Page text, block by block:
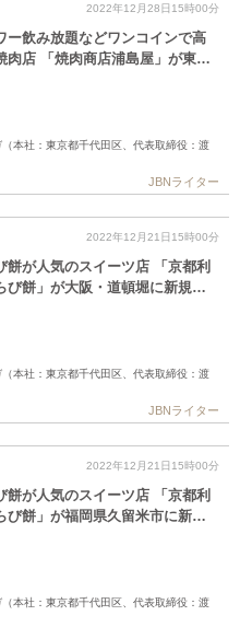
2022年12月28日15時00分
ー飲み放題などワンコインで高
肉店 「焼肉商店浦島屋」が東…
本社：東京都千代田区、代表取締役：渡
JBNライター
2022年12月21日15時00分
餅が人気のスイーツ店 「京都利
び餅」が大阪・道頓堀に新規…
本社：東京都千代田区、代表取締役：渡
JBNライター
2022年12月21日15時00分
餅が人気のスイーツ店 「京都利
び餅」が福岡県久留米市に新…
本社：東京都千代田区、代表取締役：渡